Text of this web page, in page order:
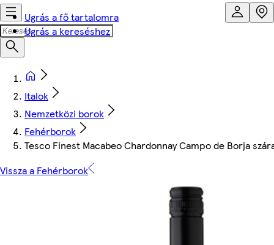
Ugrás a fő tartalomra
Ugrás a kereséshez
Italok
Nemzetközi borok
Fehérborok
Tesco Finest Macabeo Chardonnay Campo de Borja
Vissza a Fehérborok